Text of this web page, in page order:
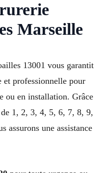
Marseille
13001 vous garantit
professionnelle pour
ou en installation. Grâce
de 1, 2, 3, 4, 5, 6, 7, 8, 9,
assurons une assistance